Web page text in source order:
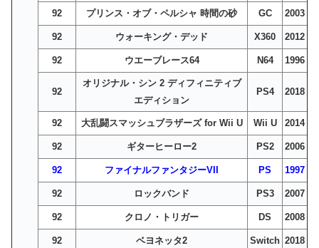
92 プリンス・オブ・ペルシャ 時間の砂 GC 2003
92 ウォーキング・デッド X360 2012
92 ウエーブレース64 N64 1996
92
オリジナル・シン 2 ディフィニティブ
エディション
PS4 2018
92 大乱闘スマッシュブラザーズ for Wii U Wii U 2014
92 ギターヒーロー2 PS2 2006
92 ファイナルファンタジーVII PS 1997
92 ロックバンド PS3 2007
92 クロノ・トリガー DS 2008
92 ベヨネッタ2 Switch 2018